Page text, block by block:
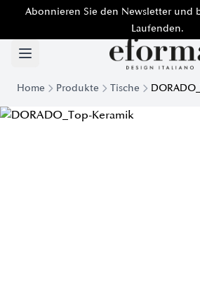
Abonnieren Sie den Newsletter und
Laufenden.
Home Produkte Tische
Dorado moderne Tischplatte aus